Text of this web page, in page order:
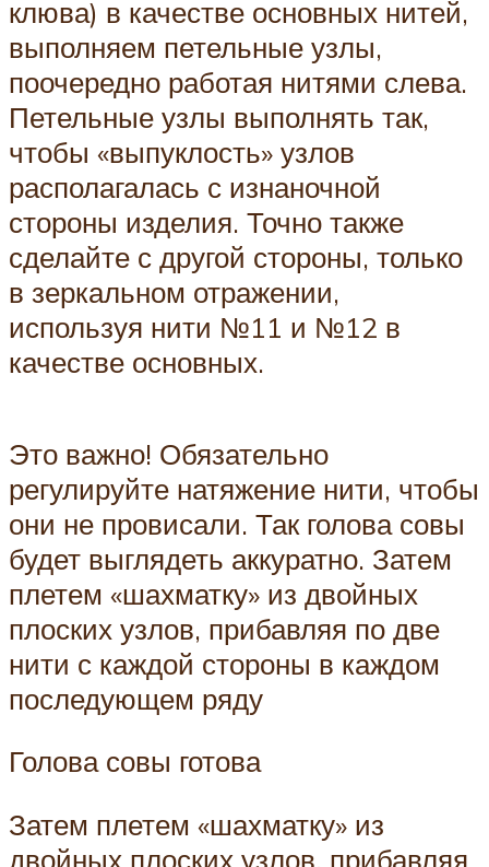
клюва) в качестве основных нитей,
выполняем петельные узлы,
поочередно работая нитями слева.
Петельные узлы выполнять так,
чтобы «выпуклость» узлов
располагалась с изнаночной
стороны изделия. Точно также
сделайте с другой стороны, только
в зеркальном отражении,
используя нити №11 и №12 в
качестве основных.
Это важно! Обязательно
регулируйте натяжение нити, чтобы
они не провисали. Так голова совы
будет выглядеть аккуратно. Затем
плетем «шахматку» из двойных
плоских узлов, прибавляя по две
нити с каждой стороны в каждом
последующем ряду
Голова совы готова
Затем плетем «шахматку» из
двойных плоских узлов, прибавляя